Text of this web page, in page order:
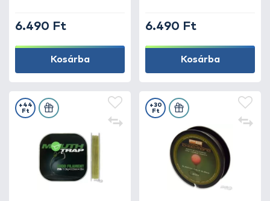
6.490 Ft
Kosárba
6.490 Ft
Kosárba
+44
Ft
+30
Ft